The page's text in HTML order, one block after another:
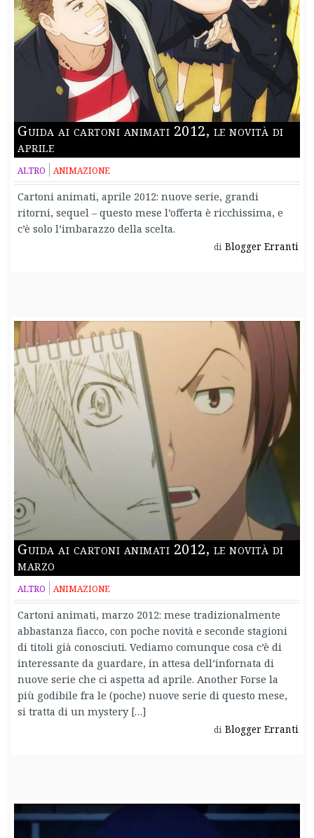
Guida ai cartoni animati 2012, le novità di
aprile
ALTRO ANIMAZIONE
Cartoni animati, aprile 2012: nuove serie, grandi
ritorni, sequel – questo mese l’offerta è ricchissima, e
c’è solo l’imbarazzo della scelta.
di Blogger Erranti
Guida ai cartoni animati 2012, le novità di
marzo
ALTRO ANIMAZIONE
Cartoni animati, marzo 2012: mese tradizionalmente
abbastanza fiacco, con poche novità e seconde stagioni
di titoli già conosciuti. Vediamo comunque cosa c’è di
interessante da guardare, in attesa dell’infornata di
nuove serie che ci aspetta ad aprile. Another Forse la
più godibile fra le (poche) nuove serie di questo mese,
si tratta di un mystery […]
di Blogger Erranti